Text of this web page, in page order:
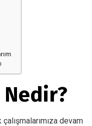
Nedir?
devam